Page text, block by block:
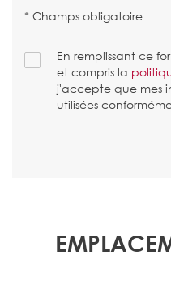
* Champs obligatoire
En remplissant ce
et compris la
j'accepte que mes
utilisées